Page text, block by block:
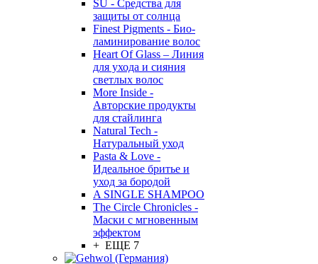
SU - Средства для
защиты от солнца
Finest Pigments - Био-
ламинирование волос
Heart Of Glass – Линия
для ухода и сияния
светлых волос
More Inside -
Авторские продукты
для стайлинга
Natural Tech -
Натуральный уход
Pasta & Love -
Идеальное бритье и
уход за бородой
A SINGLE SHAMPOO
The Circle Chronicles -
Маски с мгновенным
эффектом
+ ЕЩЕ 7